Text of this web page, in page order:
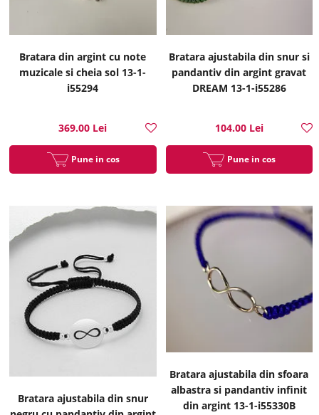
Bratara din argint cu note
muzicale si cheia sol 13-1-
i55294
369.00 Lei
Pune in cos
Bratara ajustabila din snur si
pandantiv din argint gravat
DREAM 13-1-i55286
104.00 Lei
Pune in cos
Bratara ajustabila din snur
Bratara ajustabila din sfoara
albastra si pandantiv infinit
din argint 13-1-i55330B